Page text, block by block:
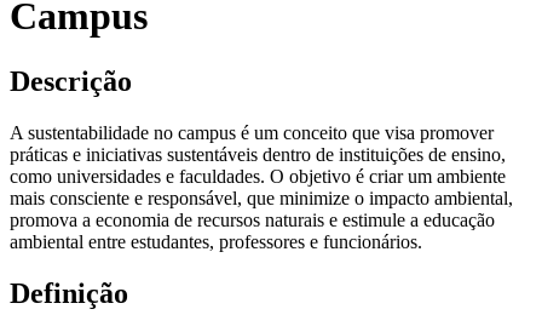
Campus
Descrição
A sustentabilidade no campus é um conceito que visa promover
práticas e iniciativas sustentáveis dentro de instituições de ensino,
como universidades e faculdades. O objetivo é criar um ambiente
mais consciente e responsável, que minimize o impacto ambiental,
promova a economia de recursos naturais e estimule a educação
ambiental entre estudantes, professores e funcionários.
Definição